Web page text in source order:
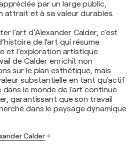
par un large public,
attrait et à sa valeur durables.
l’art d’Alexander Calder, c’est
de l’art qui résume
et l’exploration artistique
de Calder enrichit non
sur le plan esthétique, mais
substantielle en tant qu'actif
dans le monde de l'art continue
garantissant que son travail
dans le paysage dynamique
Calder